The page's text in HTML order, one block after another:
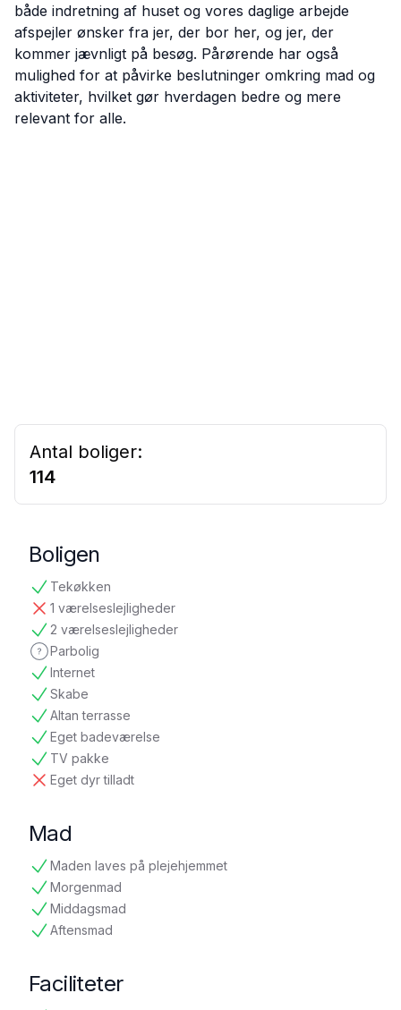
både indretning af huset og vores daglige arbejde
afspejler ønsker fra jer, der bor her, og jer, der
kommer jævnligt på besøg. Pårørende har også
mulighed for at påvirke beslutninger omkring mad og
aktiviteter, hvilket gør hverdagen bedre og mere
relevant for alle.
Antal boliger:
114
Boligen
Tekøkken
tilgængelig
1 værelseslejligheder
ikke tilgængelig
2 værelseslejligheder
tilgængelig
Parbolig
ikke oplyst
Internet
tilgængelig
Skabe
tilgængelig
Altan terrasse
tilgængelig
Eget badeværelse
tilgængelig
TV pakke
tilgængelig
Eget dyr tilladt
ikke tilgængelig
Mad
Maden laves på plejehjemmet
tilgængelig
Morgenmad
tilgængelig
Middagsmad
tilgængelig
Aftensmad
tilgængelig
Faciliteter